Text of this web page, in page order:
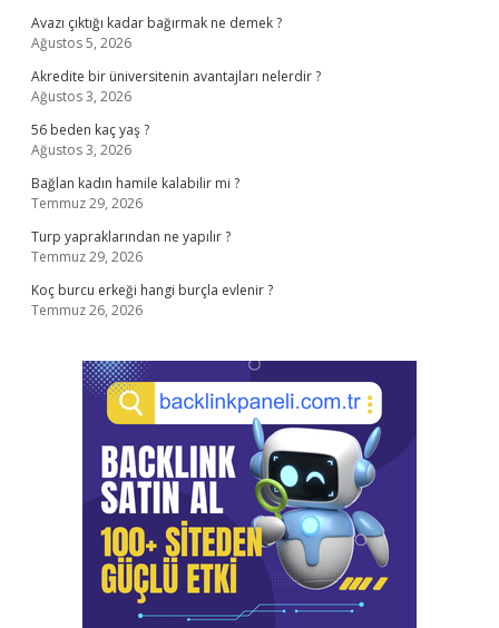
Avazı çıktığı kadar bağırmak ne demek ?
Ağustos 5, 2026
Akredite bir üniversitenin avantajları nelerdir ?
Ağustos 3, 2026
56 beden kaç yaş ?
Ağustos 3, 2026
Bağlan kadın hamile kalabilir mi ?
Temmuz 29, 2026
Turp yapraklarından ne yapılır ?
Temmuz 29, 2026
Koç burcu erkeği hangi burçla evlenir ?
Temmuz 26, 2026